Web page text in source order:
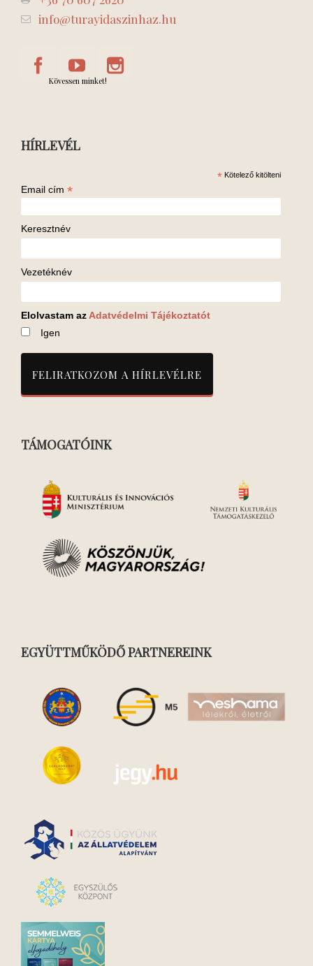
info@turayidaszinhaz.hu
Kövessen minket!
HÍRLEVÉL
* Kötelező kitölteni
Email cím *
Keresztnév
Vezetéknév
Elolvastam az Adatvédelmi Tájékoztatót
Igen
TÁMOGATÓINK
EGYÜTTMŰKÖDŐ PARTNEREINK